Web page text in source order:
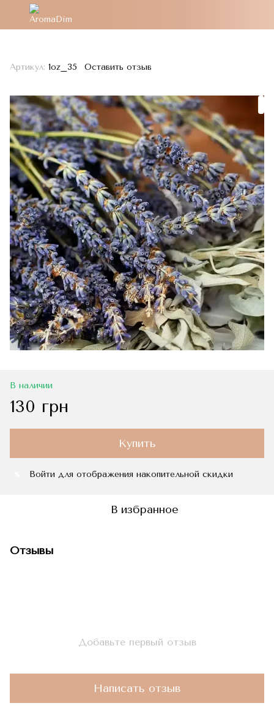
Артикул: 1oz_35 Оставить отзыв
В наличии
130 грн
Купить
Войти для отображения накопительной скидки
В избранное
Отзывы
Добавьте первый отзыв
Написать отзыв